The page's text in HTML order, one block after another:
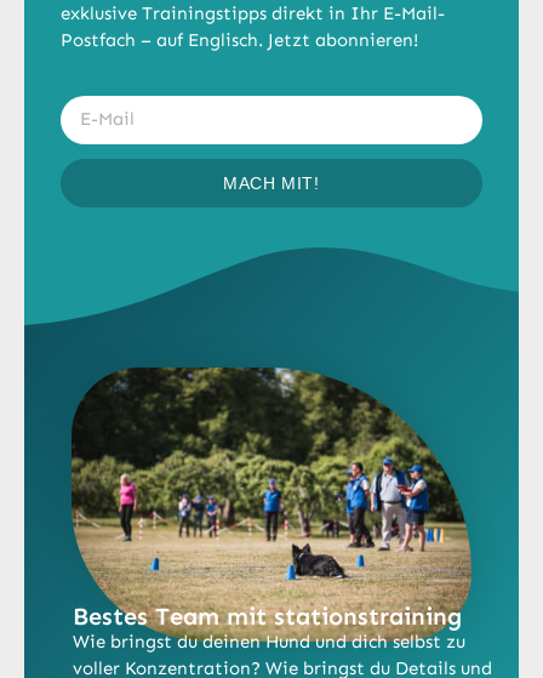
exklusive Trainingstipps direkt in Ihr E-Mail-
Postfach – auf Englisch. Jetzt abonnieren!
MACH MIT!
Bestes Team mit stationstraining​
Wie bringst du deinen Hund und dich selbst zu
voller Konzentration? Wie bringst du Details und